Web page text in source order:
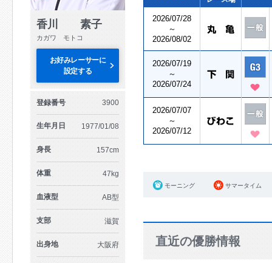
香川 素子
カガワ モトコ
お好みレーサーに
設定する
登録番号 3900
生年月日 1977/01/08
身長 157cm
体重 47kg
血液型 AB型
支部 滋賀
出身地 大阪府
2026/07/28
～
2026/08/02
2026/07/19
～
2026/07/24
2026/07/07
～
2026/07/12
モーニング サマータイム
直近の優勝情報